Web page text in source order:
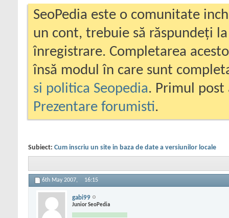
SeoPedia este o comunitate
un cont, trebuie să răspundeți
înregistrare. Completarea
însă modul în care sunt
si politica Seopedia. Primul
Prezentare forumisti.
Subiect: Cum inscriu un site in baza de date a versiunilor locale
6th May 2007, 16:15
gabi99
Junior SeoPedia